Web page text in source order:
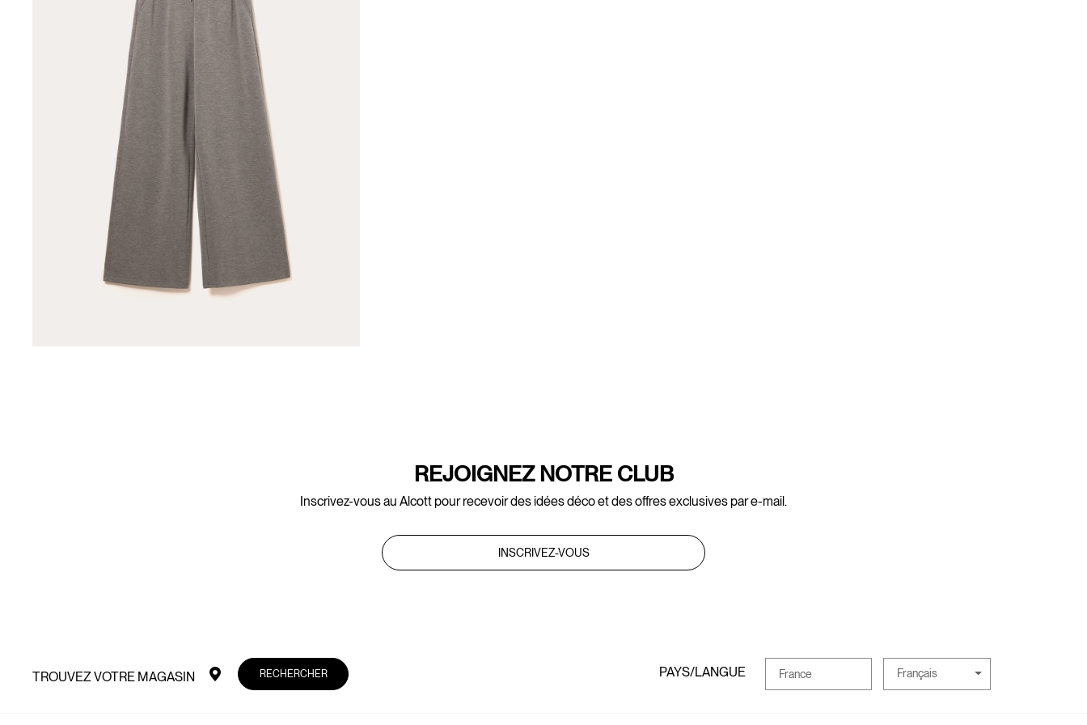
REJOIGNEZ NOTRE CLUB
Inscrivez-vous au Alcott pour recevoir des idées déco et des offres exclusives par e-mail.
INSCRIVEZ-VOUS
TROUVEZ VOTRE MAGASIN RECHERCHER PAYS/LANGUE France Français